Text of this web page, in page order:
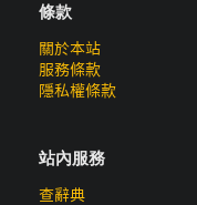
條款
關於本站
服務條款
隱私權條款
站內服務
查辭典